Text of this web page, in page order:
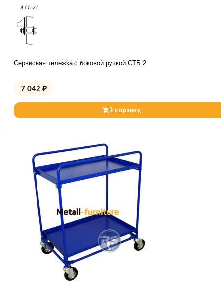
Сервисная тележка с боковой ручкой СТБ 2
7 042 ₽
В корзину